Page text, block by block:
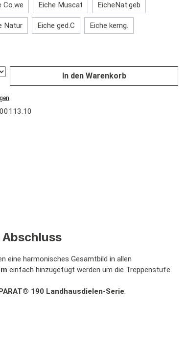
Co.we Eiche Muscat EicheNat.geb
Natur Eiche ged.C Eiche kerng.
In den Warenkorb
Abschluss
eine harmonisches Gesamtbild in allen
einfach hinzugefügt werden um die Treppenstufe
190 Landhausdielen-Serie.